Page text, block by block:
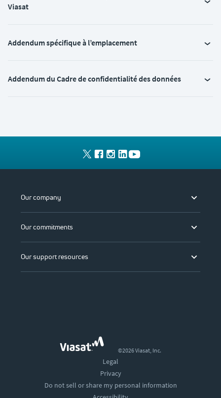
Viasat
Addendum spécifique à l’emplacement
Addendum du Cadre de confidentialité des données
Our company
Our commitments
Our support resources
©2026 Viasat, Inc.
Legal
Privacy
Do not sell or share my personal information